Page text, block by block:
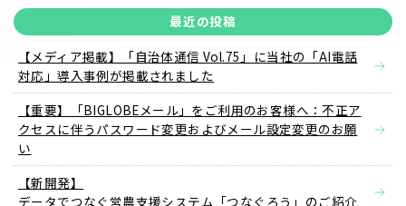
最近の投稿
【メディア掲載】「自治体通信 Vol.75」に当社の「AI電話
対応」導入事例が掲載されました
【重要】「BIGLOBEメール」をご利用のお客様へ：不正ア
クセスに伴うパスワード変更およびメール設定変更のお願
い
【新開発】
データでつなぐ営農支援システム「つなぐろう」のご紹介